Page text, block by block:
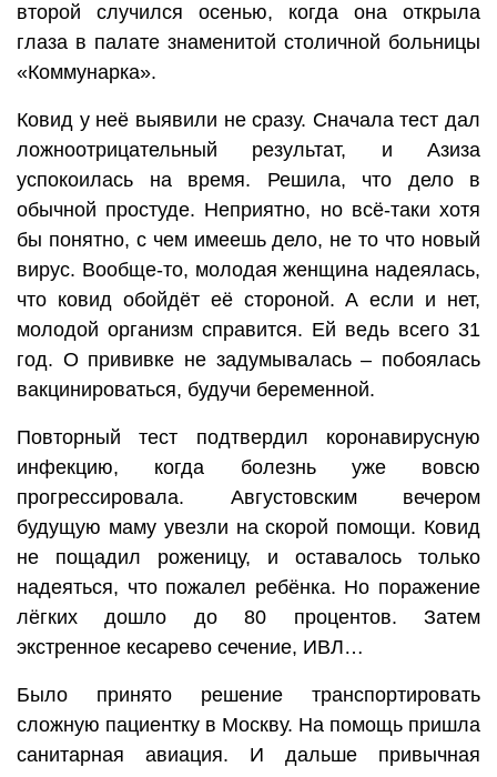
второй случился осенью, когда она открыла
глаза в палате знаменитой столичной больницы
«Коммунарка».
Ковид у неё выявили не сразу. Сначала тест дал
ложноотрицательный результат, и Азиза
успокоилась на время. Решила, что дело в
обычной простуде. Неприятно, но всё-таки хотя
бы понятно, с чем имеешь дело, не то что новый
вирус. Вообще-то, молодая женщина надеялась,
что ковид обойдёт её стороной. А если и нет,
молодой организм справится. Ей ведь всего 31
год. О прививке не задумывалась – побоялась
вакцинироваться, будучи беременной.
Повторный тест подтвердил коронавирусную
инфекцию, когда болезнь уже вовсю
прогрессировала. Августовским вечером
будущую маму увезли на скорой помощи. Ковид
не пощадил роженицу, и оставалось только
надеяться, что пожалел ребёнка. Но поражение
лёгких дошло до 80 процентов. Затем
экстренное кесарево сечение, ИВЛ…
Было принято решение транспортировать
сложную пациентку в Москву. На помощь пришла
санитарная авиация. И дальше привычная